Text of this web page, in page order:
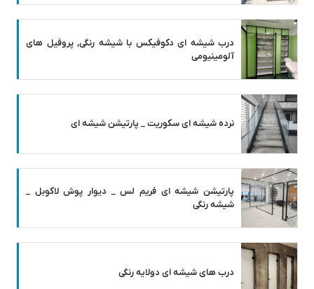
درب شیشه ای دکوفیکس با شیشه رنگی, پروفیل های
آلومینیومی
نرده شیشه ای سکوریت _ پارتیشن شیشه ای
پارتیشن شیشه ای فریم لس _ دیوار پوش لاکوبل _
شیشه رنگی
درب های شیشه ای دولایه رنگی